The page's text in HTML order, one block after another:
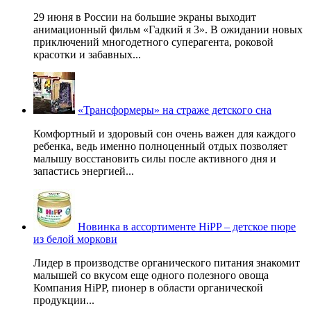
29 июня в России на большие экраны выходит
анимационный фильм «Гадкий я 3». В ожидании новых
приключений многодетного суперагента, роковой
красотки и забавных...
«Трансформеры» на страже детского сна
Комфортный и здоровый сон очень важен для каждого
ребенка, ведь именно полноценный отдых позволяет
малышу восстановить силы после активного дня и
запастись энергией...
Новинка в ассортименте HiPP – детское пюре
из белой моркови
Лидер в производстве органического питания знакомит
малышей со вкусом еще одного полезного овоща
Компания HiPP, пионер в области органической
продукции...